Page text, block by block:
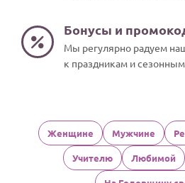
Бонусы и
Мы регулярно радуем
к праздникам и
Женщине Мужчине
Учителю Любимой